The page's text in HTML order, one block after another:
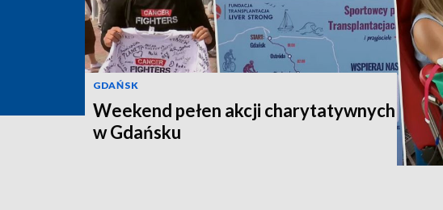
GDAŃSK
Weekend pełen akcji charytatywnych
w Gdańsku